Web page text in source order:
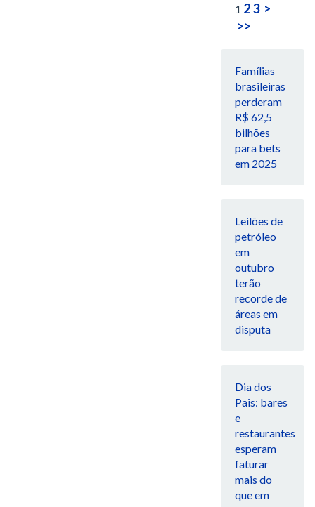
1 23 >
>>
Famílias
brasileiras
perderam
R$ 62,5
bilhões
para bets
em 2025
Leilões de
petróleo
em
outubro
terão
recorde de
áreas em
disputa
Dia dos
Pais: bares
e
restaurantes
esperam
faturar
mais do
que em